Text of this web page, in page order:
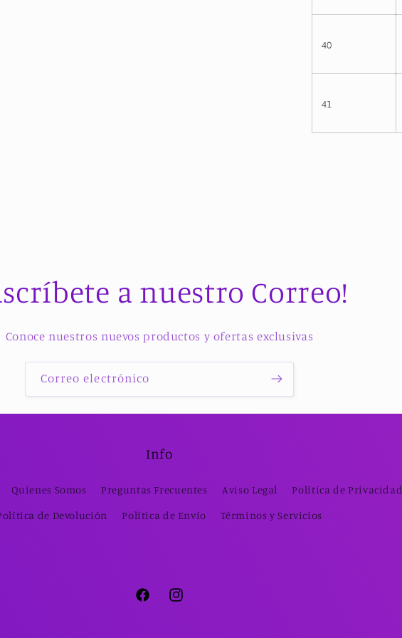
40
41
a nuestro Correo!
Conoce nuestros nuevos productos y ofertas exclusivas
Correo electrónico
Info
Quienes Somos Preguntas Frecuentes Aviso Legal Política de Privacidad
de Devolución Política de Envío Términos y Servicios
FacebookInstagram